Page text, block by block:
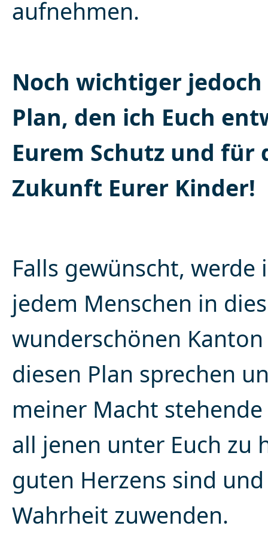
aufnehmen.
Noch wichtiger
Plan, den ich Euch
Eurem Schutz und für
Zukunft Eurer Kinder!
Falls gewünscht, werde
jedem Menschen in
wunderschönen
diesen Plan sprechen
meiner Macht
all jenen unter Euch zu
guten Herzens sind
Wahrheit zuwenden.